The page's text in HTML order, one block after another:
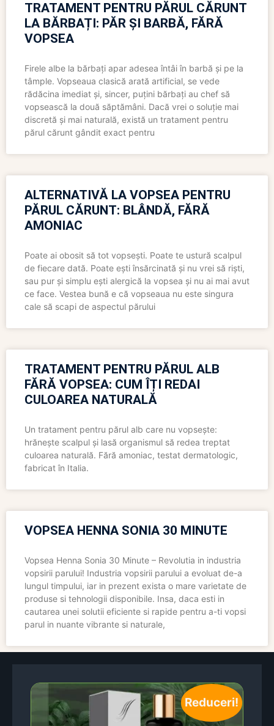
TRATAMENT PENTRU PĂRUL CĂRUNT
LA BĂRBAȚI: PĂR ȘI BARBĂ, FĂRĂ
VOPSEA
Firele albe la bărbați apar adesea întâi în barbă și pe la
tâmple. Vopseaua clasică arată artificial, se vede
rădăcina imediat și, sincer, puțini bărbați au chef să
vopsească la două săptămâni. Dacă vrei o soluție mai
discretă și mai naturală, există un tratament pentru
părul cărunt gândit exact pentru
ALTERNATIVĂ LA VOPSEA PENTRU
PĂRUL CĂRUNT: BLÂNDĂ, FĂRĂ
AMONIAC
Poate ai obosit să tot vopsești. Poate te ustură scalpul
de fiecare dată. Poate ești însărcinată și nu vrei să riști,
sau pur și simplu ești alergică la vopsea și nu ai mai avut
ce face. Vestea bună e că vopseaua nu este singura
cale să scapi de aspectul părului
TRATAMENT PENTRU PĂRUL ALB
FĂRĂ VOPSEA: CUM ÎȚI REDAI
CULOAREA NATURALĂ
Un tratament pentru părul alb care nu vopsește:
hrănește scalpul și lasă organismul să redea treptat
culoarea naturală. Fără amoniac, testat dermatologic,
fabricat în Italia.
VOPSEA HENNA SONIA 30 MINUTE
Vopsea Henna Sonia 30 Minute – Revolutia in industria
vopsirii parului! Industria vopsirii parului a evoluat de-a
lungul timpului, iar in prezent exista o mare varietate de
produse si tehnologii disponibile. Insa, daca esti in
cautarea unei solutii eficiente si rapide pentru a-ti vopsi
parul in nuante vibrante si naturale,
Reduceri!